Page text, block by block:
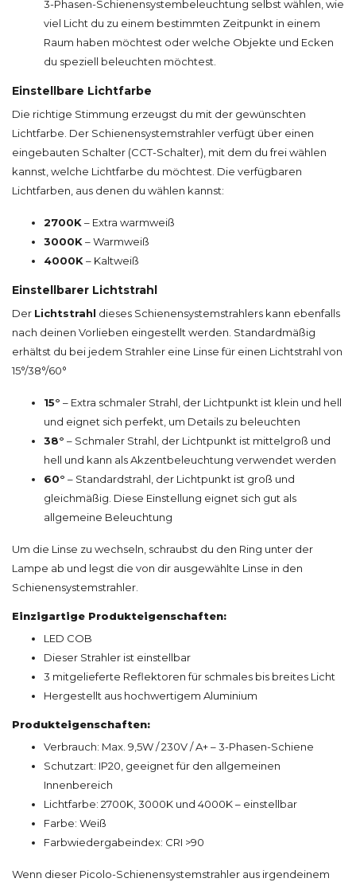
3-Phasen-Schienensystembeleuchtung selbst wählen, wie
viel Licht du zu einem bestimmten Zeitpunkt in einem
Raum haben möchtest oder welche Objekte und Ecken
du speziell beleuchten möchtest.
Einstellbare Lichtfarbe
Die richtige Stimmung erzeugst du mit der gewünschten
Lichtfarbe. Der Schienensystemstrahler verfügt über einen
eingebauten Schalter (CCT-Schalter), mit dem du frei wählen
kannst, welche Lichtfarbe du möchtest. Die verfügbaren
Lichtfarben, aus denen du wählen kannst:
2700K – Extra warmweiß
3000K – Warmweiß
4000K – Kaltweiß
Einstellbarer Lichtstrahl
Der Lichtstrahl dieses Schienensystemstrahlers kann ebenfalls
nach deinen Vorlieben eingestellt werden. Standardmäßig
erhältst du bei jedem Strahler eine Linse für einen Lichtstrahl von
15°/38°/60°
15° – Extra schmaler Strahl, der Lichtpunkt ist klein und hell
und eignet sich perfekt, um Details zu beleuchten
38° – Schmaler Strahl, der Lichtpunkt ist mittelgroß und
hell und kann als Akzentbeleuchtung verwendet werden
60° – Standardstrahl, der Lichtpunkt ist groß und
gleichmäßig. Diese Einstellung eignet sich gut als
allgemeine Beleuchtung
Um die Linse zu wechseln, schraubst du den Ring unter der
Lampe ab und legst die von dir ausgewählte Linse in den
Schienensystemstrahler.
Einzigartige Produkteigenschaften:
LED COB
Dieser Strahler ist einstellbar
3 mitgelieferte Reflektoren für schmales bis breites Licht
Hergestellt aus hochwertigem Aluminium
Produkteigenschaften:
Verbrauch: Max. 9,5W / 230V / A+ – 3-Phasen-Schiene
Schutzart: IP20, geeignet für den allgemeinen
Innenbereich
Lichtfarbe: 2700K, 3000K und 4000K – einstellbar
Farbe: Weiß
Farbwiedergabeindex: CRI >90
Wenn dieser Picolo-Schienensystemstrahler aus irgendeinem